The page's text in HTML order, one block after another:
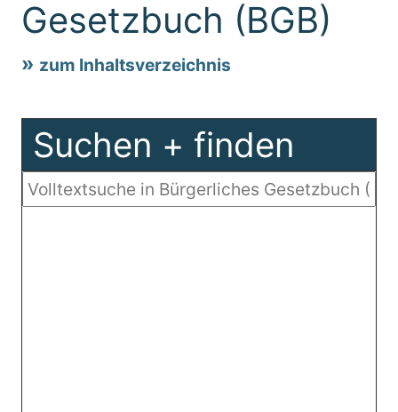
Gesetzbuch (BGB)
zum Inhaltsverzeichnis
Suchen + finden